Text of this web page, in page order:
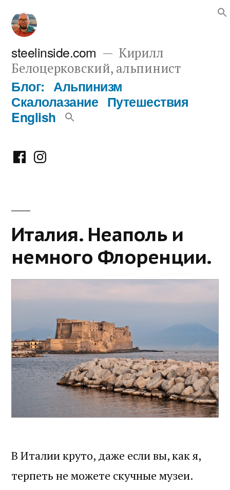
Перейти
содержимому
steelinside.com
Кирилл
Белоцерковский, альпинист
Блог: Альпинизм
Скалолазание Путешествия
English
ФейсбукИнстаграм
Италия. Неаполь и
немного Флоренции.
В Италии круто, даже если вы, как я,
терпеть не можете скучные музеи.